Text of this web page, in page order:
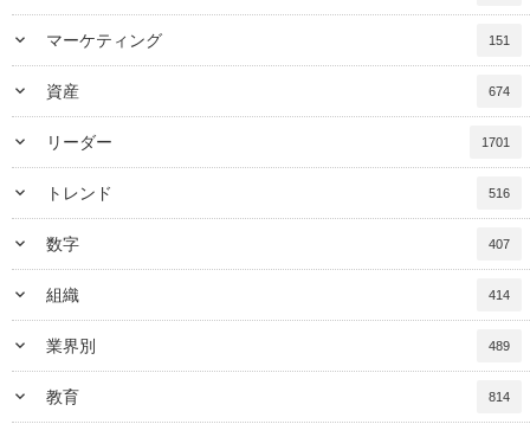
keyboard_arrow_down マーケティング 151
keyboard_arrow_down 資産 674
keyboard_arrow_down リーダー 1701
keyboard_arrow_down トレンド 516
keyboard_arrow_down 数字 407
keyboard_arrow_down 組織 414
keyboard_arrow_down 業界別 489
keyboard_arrow_down 教育 814